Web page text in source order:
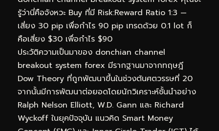
รู้ว่านี่คือจังหวะ Buy ที่มี Risk:Reward Ratio 1:3 —
เสี่ยง 30 pip เพื่อกำไร 90 pip เทรดด้วย 0.1 lot ก็
คือเสี่ยง $30 เพื่อกำไร $90
ประวัติความเป็นมาของ donchian channel
breakout system forex มีรากฐานมาจากทฤษฎี
Dow Theory ที่ถูกพัฒนาขึ้นในช่วงต้นศตวรรษที่ 20
จากนั้นมีการพัฒนาต่อยอดโดยนักวิเคราะห์ชั้นนำอย่าง
Ralph Nelson Elliott, W.D. Gann และ Richard
Wyckoff ในยุคปัจจุบัน แนวคิด Smart Money